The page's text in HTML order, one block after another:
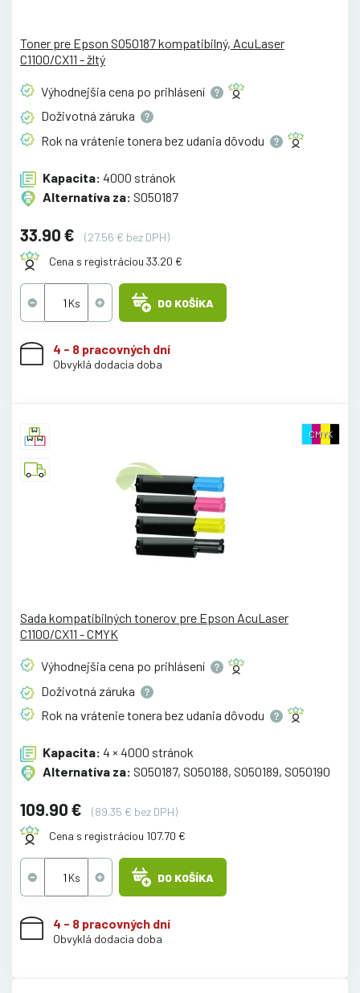
Toner pre Epson S050187 kompatibilný, AcuLaser
C1100/CX11 - žltý
Výhodnejšia cena po prihlásení
Doživotná záruka
Rok na vrátenie tonera bez udania dôvodu
Kapacita: 4000 stránok
Alternatíva za: S050187
33.90 €
(27.56 € bez DPH)
Cena s registráciou 33.20 €
DO KOŠÍKA
4 - 8 pracovných dní
Obvyklá dodacia doba
CMYK
Sada kompatibilných tonerov pre Epson AcuLaser
C1100/CX11 - CMYK
Výhodnejšia cena po prihlásení
Doživotná záruka
Rok na vrátenie tonera bez udania dôvodu
Kapacita: 4 × 4000 stránok
Alternatíva za: S050187, S050188, S050189, S050190
109.90 €
(89.35 € bez DPH)
Cena s registráciou 107.70 €
DO KOŠÍKA
4 - 8 pracovných dní
Obvyklá dodacia doba